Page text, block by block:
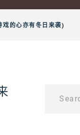
戏的心亦有冬日来袭)